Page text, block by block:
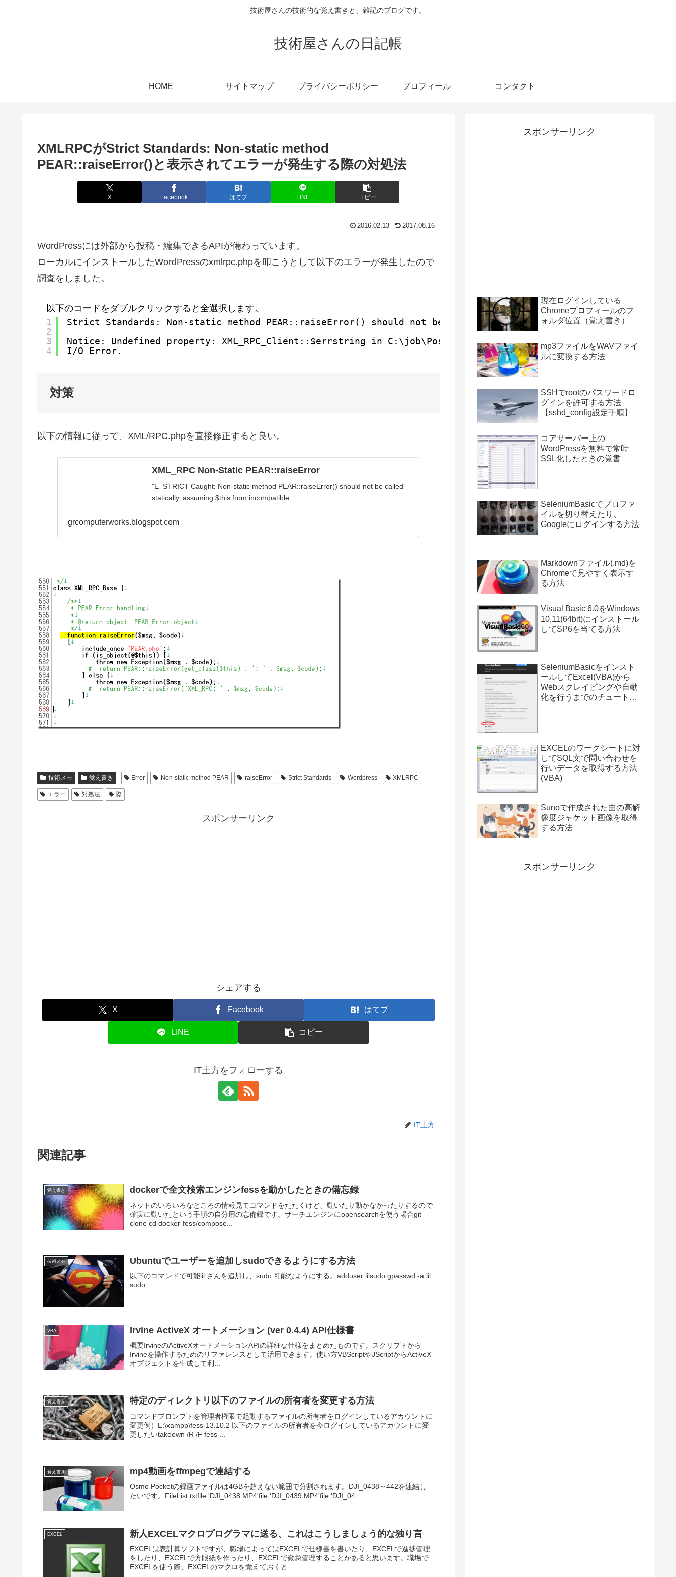
技術屋さんの技術的な覚え書きと、雑記のブログです。
技術屋さんの日記帳
HOME サイトマップ プライバシーポリシー プロフィール コンタクト
XMLRPCがStrict Standards: Non-static method
PEAR::raiseError()と表示されてエラーが発生する際の対処法
X Facebook はてブ LINE コピー
2016.02.13 2017.08.16
WordPressには外部から投稿・編集できるAPIが備わっています。
ローカルにインストールしたWordPressのxmlrpc.phpを叩こうとして以下のエラーが発生したので
調査をしました。
以下のコードをダブルクリックすると全選択します。
1
2
3
4
Strict Standards: Non-static method PEAR::raiseError() should not be called statically, assuming $this from
Notice: Undefined property: XML_RPC_Client::$errstring in C:\job\PostWordPress\postwp.php on line 60
I/O Error.
対策
以下の情報に従って、XML/RPC.phpを直接修正すると良い。
XML_RPC Non-Static PEAR::raiseError
"E_STRICT Caught: Non-static method PEAR::raiseError() should not be called
statically, assuming $this from incompatible...
grcomputerworks.blogspot.com
技術メモ 覚え書き Error Non-static method PEAR raiseError Strict Standards Wordpress XMLRPC
エラー 対処法 際
スポンサーリンク
シェアする
X Facebook はてブ
LINE コピー
IT土方をフォローする
IT土方
関連記事
覚え書き dockerで全文検索エンジンfessを動かしたときの備忘録
ネットのいろいろなところの情報見てコマンドをたたくけど、動いたり動かなかったりするので
確実に動いたという手順の自分用の忘備録です。サーチエンジンにopensearchを使う場合git
clone cd docker-fess/compose...
技術メモ Ubuntuでユーザーを追加しsudoできるようにする方法
以下のコマンドで可能lil さんを追加し、sudo 可能なようにする。adduser lilsudo gpasswd -a lil
sudo
VBA Irvine ActiveX オートメーション (ver 0.4.4) API仕様書
概要IrvineのActiveXオートメーションAPIの詳細な仕様をまとめたものです。スクリプトから
Irvineを操作するためのリファレンスとして活用できます。使い方VBScriptやJScriptからActiveX
オブジェクトを生成して利...
覚え書き 特定のディレクトリ以下のファイルの所有者を変更する方法
コマンドプロンプトを管理者権限で起動するファイルの所有者をログインしているアカウントに
変更例）E:\xampp\fess-13.10.2 以下のファイルの所有者を今ログインしているアカウントに変
更したいtakeown /R /F fess-...
覚え書き mp4動画をffmpegで連結する
Osmo Pocketの録画ファイルは4GBを超えない範囲で分割されます。DJI_0438～442を連結し
たいです。FileList.txtfile 'DJI_0438.MP4'file 'DJI_0439.MP4'file 'DJI_04...
EXCEL 新人EXCELマクロプログラマに送る、これはこうしましょう的な独り言
EXCELは表計算ソフトですが、職場によってはEXCELで仕様書を書いたり、EXCELで進捗管理
をしたり、EXCELで方眼紙を作ったり、EXCELで勤怠管理することがあると思います。職場で
EXCELを使う際、EXCELのマクロを覚えておくと...
スポンサーリンク
現在ログインしている
Chromeプロフィールのフ
ォルダ位置（覚え書き）
mp3ファイルをWAVファイ
ルに変換する方法
SSHでrootのパスワードロ
グインを許可する方法
【sshd_config設定手順】
コアサーバー上の
WordPressを無料で常時
SSL化したときの覚書
SeleniumBasicでプロファ
イルを切り替えたり、
Googleにログインする方法
Markdownファイル(.md)を
Chromeで見やすく表示す
る方法
Visual Basic 6.0をWindows
10,11(64bit)にインストール
してSP6を当てる方法
SeleniumBasicをインスト
ールしてExcel(VBA)から
Webスクレイピングや自動
化を行うまでのチュートリ
EXCELのワークシートに対
してSQL文で問い合わせを
行いデータを取得する方法
(VBA)
Sunoで作成された曲の高解
像度ジャケット画像を取得
する方法
スポンサーリンク